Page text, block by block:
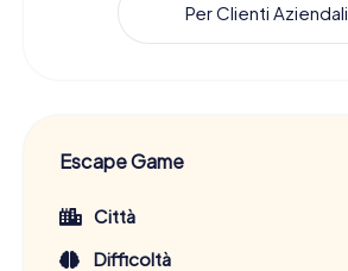
Per Clienti Aziendali
Escape Game
Città
Difficoltà